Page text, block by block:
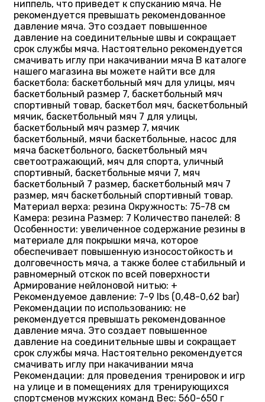
ниппель, что приведет к спусканию мяча. Не
рекомендуется превышать рекомендованное
давление мяча. Это создает повышенное
давление на соединительные швы и сокращает
срок службы мяча. Настоятельно рекомендуется
смачивать иглу при накачивании мяча В каталоге
нашего магазина вы можете найти все для
баскетбола: баскетбольный мяч для улицы, мяч
баскетбольный размер 7, баскетбольный мяч
спортивный товар, баскетбол мяч, баскетбольный
мячик, баскетбольный мяч 7 для улицы,
баскетбольный мяч размер 7, мячик
баскетбольный, мячи баскетбольные, насос для
мяча баскетбольного, баскетбольный мяч
светоотражающий, мяч для спорта, уличный
спортивный, баскетбольные мячи 7, мяч
баскетбольный 7 размер, баскетбольный мяч 7
размер, мяч баскетбольный спортивный товар.
Материал верха: резина Окружность: 75-78 см
Камера: резина Размер: 7 Количество панелей: 8
Особенности: увеличенное содержание резины в
материале для покрышки мяча, которое
обеспечивает повышенную износостойкость и
долговечность мяча, а также более стабильный и
равномерный отскок по всей поверхности
Армирование нейлоновой нитью: +
Рекомендуемое давление: 7-9 lbs (0,48-0,62 bar)
Рекомендации по использованию: не
рекомендуется превышать рекомендованное
давление мяча. Это создает повышенное
давление на соединительные швы и сокращает
срок службы мяча. Настоятельно рекомендуется
смачивать иглу при накачивании мяча
Рекомендации: для проведения тренировок и игр
на улице и в помещениях для тренирующихся
спортсменов мужских команд Вес: 560-650 г